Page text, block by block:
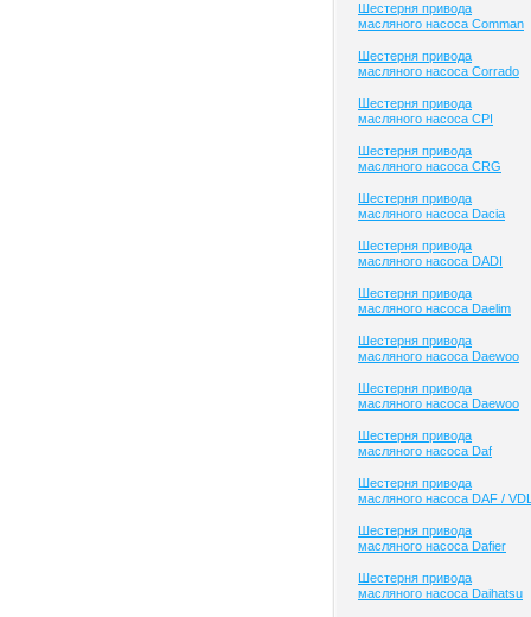
Шестерня привода
масляного насоса Comman
Шестерня привода
масляного насоса Corrado
Шестерня привода
масляного насоса CPI
Шестерня привода
масляного насоса CRG
Шестерня привода
масляного насоса Dacia
Шестерня привода
масляного насоса DADI
Шестерня привода
масляного насоса Daelim
Шестерня привода
масляного насоса Daewoo
Шестерня привода
масляного насоса Daewoo
Шестерня привода
масляного насоса Daf
Шестерня привода
масляного насоса DAF /
Шестерня привода
масляного насоса Dafier
Шестерня привода
масляного насоса Daihatsu